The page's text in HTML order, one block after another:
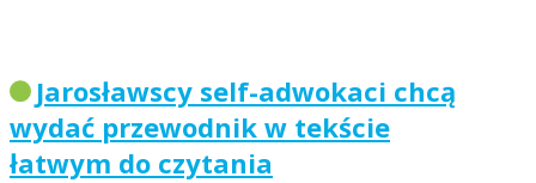
Jarosławscy self-adwokaci chcą
wydać przewodnik w tekście
łatwym do czytania